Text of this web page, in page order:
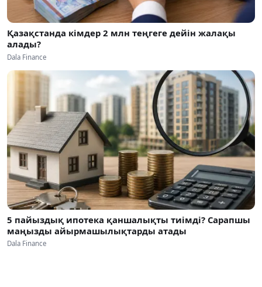
Қазақстанда кімдер 2 млн теңгеге дейін жалақы
алады?
Dala Finance
5 пайыздық ипотека қаншалықты тиімді? Сарапшы
маңызды айырмашылықтарды атады
Dala Finance